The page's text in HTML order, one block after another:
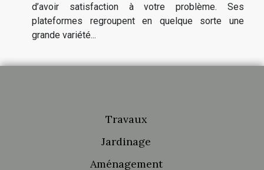
d’avoir satisfaction à votre problème. Ses
plateformes regroupent en quelque sorte une
grande variété...
Travaux
Jardinage
Aménagement